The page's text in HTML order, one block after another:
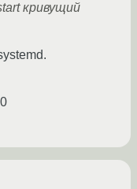
кривущий